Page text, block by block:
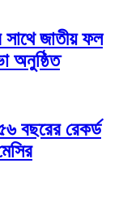
সাথে জাতীয় ফল
অনুষ্ঠিত
বছরের রেকর্ড